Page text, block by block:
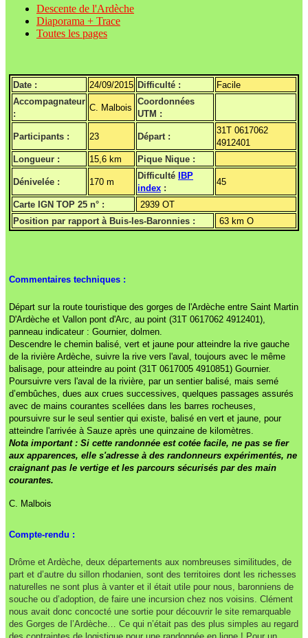
Descente de l'Ardèche
Diaporama + Trace
Toutes les pages
Date : 24/09/2015 Difficulté :
Facile
Accompagnateur
:
C. Malbois
Coordonnées
UTM :
Participants : 23 Départ :
31T 0617062
4912401
Longueur :
15,6 km Pique Nique :
Dénivelée : 170 m
Difficulté
IBP
index :
45
Carte IGN TOP 25 n° :
2939 OT
Position par rapport à Buis-les-Baronnies :
63 km O
Commentaires techniques :
Départ sur la route touristique des gorges de l'Ardèche entre Saint Martin
D'Ardèche et Vallon pont d'Arc, au point (31T 0617062 4912401),
panneau indicateur : Gournier, dolmen.
Descendre le chemin balisé, vert et jaune pour atteindre la rive gauche
de la rivière Ardèche, suivre la rive vers l'aval, toujours avec le même
balisage, pour atteindre au point (31T 0617005 4910851) Gournier.
Poursuivre vers l'aval de la rivière, par un sentier balisé, mais semé
d’embûches, dues aux crues successives, quelques passages assurés
avec de mains courantes scellées dans les barres rocheuses,
poursuivre sur le seul sentier qui existe, balisé en vert et jaune, pour
atteindre l'arrivée à Sauze après une quinzaine de kilomètres.
Nota important : Si cette randonnée est cotée facile, ne pas se fier
aux apparences, elle s'adresse à des randonneurs expérimentés, ne
craignant pas le vertige et les parcours sécurisés par des main
courantes.
C. Malbois
Compte-rendu :
Drôme et Ardèche, deux départements aux nombreuses similitudes, de
part et d’autre du sillon rhodanien, sont des territoires dont les richesses
naturelles ne sont plus à vanter et il était utile pour nous, baronniens de
souche ou d’adoption, de faire une incursion chez nos voisins. Clément
nous avait donc concocté une sortie pour découvrir le site remarquable
des Gorges de l’Ardèche… Ce qui n’était pas des plus simples au regard